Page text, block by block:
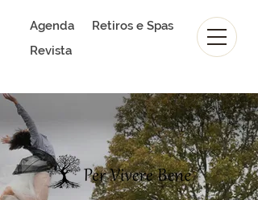
Agenda
Revista
Retiros e Spas